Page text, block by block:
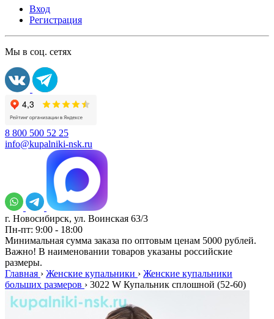
Вход
Регистрация
Мы в соц. сетях
8 800 500 52 25
info@kupalniki-nsk.ru
г. Новосибирск, ул. Воинская 63/3
Пн-пт: 9:00 - 18:00
Минимальная сумма заказа по оптовым ценам 5000 рублей.
Важно! В наименовании товаров указаны российские
размеры.
Главная › Женские купальники › Женские купальники
больших размеров › 3022 W Купальник сплошной (52-60)